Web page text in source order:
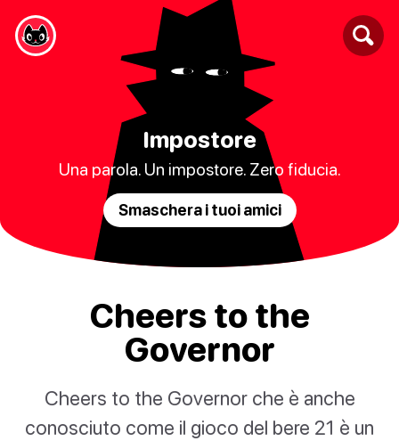
Impostore
Una parola. Un impostore. Zero fiducia.
Smaschera i tuoi amici
Cheers to the
Governor
Cheers to the Governor che è anche
conosciuto come il gioco del bere 21 è un